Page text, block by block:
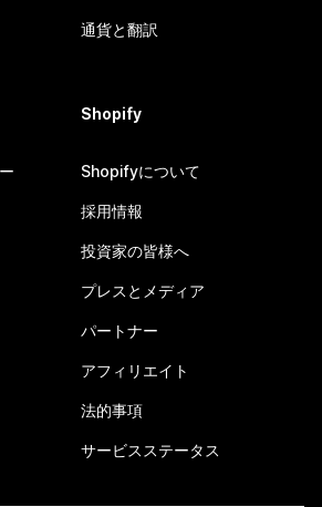
通貨と翻訳
Shopify
Shopifyについて
採用情報
投資家の皆様へ
プレスとメディア
パートナー
アフィリエイト
法的事項
サービスステータス